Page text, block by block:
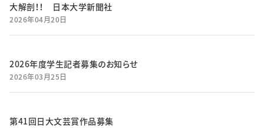
大解剖！！ 日本大学新聞社
2026年04月20日
2026年度学生記者募集のお知らせ
2026年03月25日
第41回日大文芸賞作品募集